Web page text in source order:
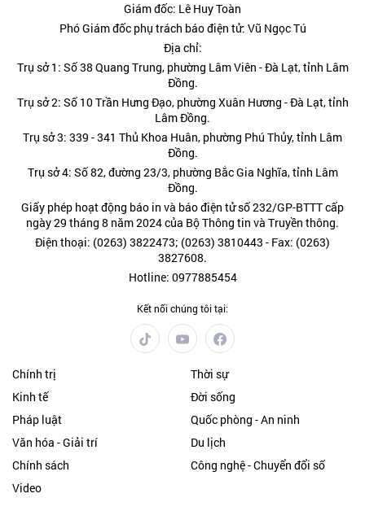
Giám đốc: Lê Huy Toàn
Phó Giám đốc phụ trách báo điện tử: Vũ Ngọc Tú
Địa chỉ:
Trụ sở 1: Số 38 Quang Trung, phường Lâm Viên - Đà Lạt, tỉnh Lâm
Đồng.
Trụ sở 2: Số 10 Trần Hưng Đạo, phường Xuân Hương - Đà Lạt, tỉnh
Lâm Đồng.
Trụ sở 3: 339 - 341 Thủ Khoa Huân, phường Phú Thủy, tỉnh Lâm
Đồng.
Trụ sở 4: Số 82, đường 23/3, phường Bắc Gia Nghĩa, tỉnh Lâm
Đồng.
Giấy phép hoạt động báo in và báo điện tử số 232/GP-BTTT cấp
ngày 29 tháng 8 năm 2024 của Bộ Thông tin và Truyền thông.
Điện thoại: (0263) 3822473; (0263) 3810443 - Fax: (0263)
3827608.
Hotline: 0977885454
Kết nối chúng tôi tại:
Chính trị
Thời sự
Kinh tế
Đời sống
Pháp luật
Quốc phòng - An ninh
Văn hóa - Giải trí
Du lịch
Chính sách
Công nghệ - Chuyển đổi số
Video